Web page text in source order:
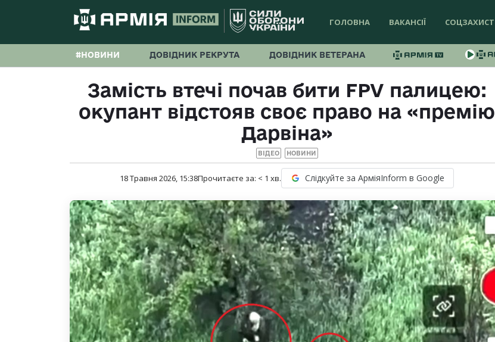
ГОЛОВНА ВАКАНСІЇ СОЦЗАХИСТ
#НОВИНИ ДОВІДНИК РЕКРУТА ДОВІДНИК ВЕТЕРАНА
Замість втечі почав бити FPV палицею:
окупант відстояв своє право на «премію
Дарвіна»
ВІДЕО НОВИНИ
18 Травня 2026, 15:38Прочитаєте за: < 1 хв. Слідкуйте за АрміяInform в Google